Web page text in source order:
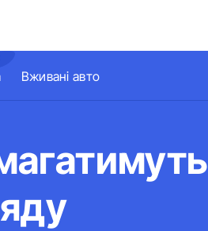
Вживані авто